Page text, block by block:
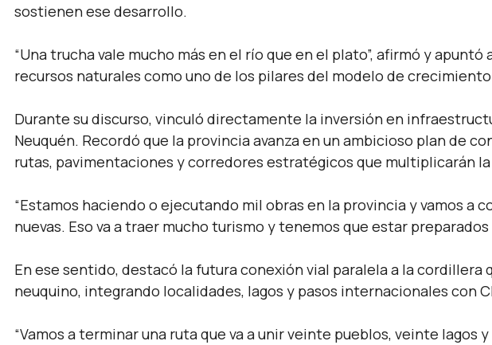
sostienen ese desarrollo.
“Una trucha vale mucho más en el río que en el plato”, afirmó y apuntó
recursos naturales como uno de los pilares del modelo de
Durante su discurso, vinculó directamente la inversión en
Neuquén. Recordó que la provincia avanza en un ambicioso plan de
rutas, pavimentaciones y corredores estratégicos que multiplicarán
“Estamos haciendo o ejecutando mil obras en la provincia y vamos a
nuevas. Eso va a traer mucho turismo y tenemos que estar preparados
En ese sentido, destacó la futura conexión vial paralela a la cordillera
neuquino, integrando localidades, lagos y pasos internacionales con
“Vamos a terminar una ruta que va a unir veinte pueblos, veinte lagos